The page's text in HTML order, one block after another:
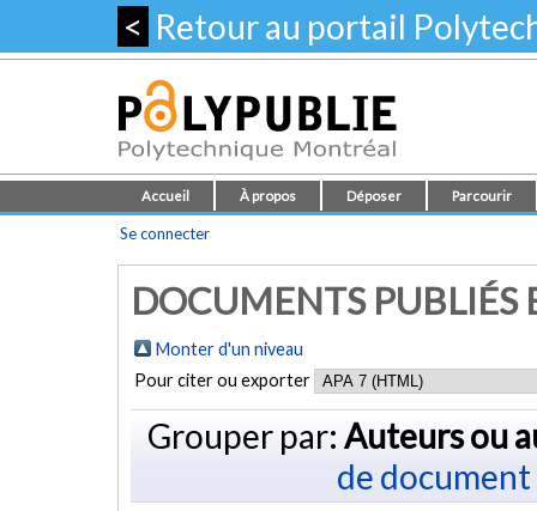
< Retour au portail
Accueil À propos Déposer Parcourir
Se connecter
DOCUMENTS PUBLIÉS
Monter d'un niveau
Pour citer ou exporter
Grouper par: Auteurs ou
de document